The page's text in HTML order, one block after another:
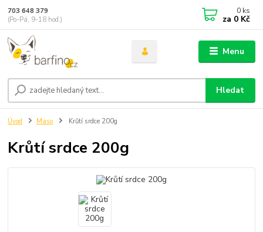
Menu
Hledat
703 648 379
(Po-Pá, 9-18 hod.)
0 ks
za 0 Kč
Úvod Maso Krůtí srdce 200g
Krůtí srdce 200g